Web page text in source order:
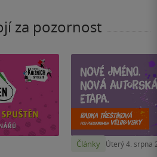
za pozornost
Články Úterý 4. srpna